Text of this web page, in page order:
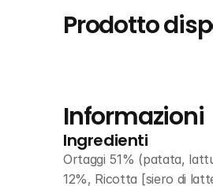
Prodotto
Informazioni
Ingredienti
Ortaggi 51% (patata,
12%, Ricotta [siero di